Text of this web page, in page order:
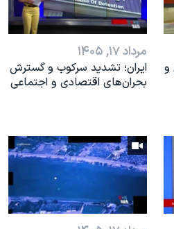
و
مرداد ۱۷, ۱۴۰۵
ایران؛ تشدید سرکوب و گسترش
بحران‌های اقتصادی و اجتماعی